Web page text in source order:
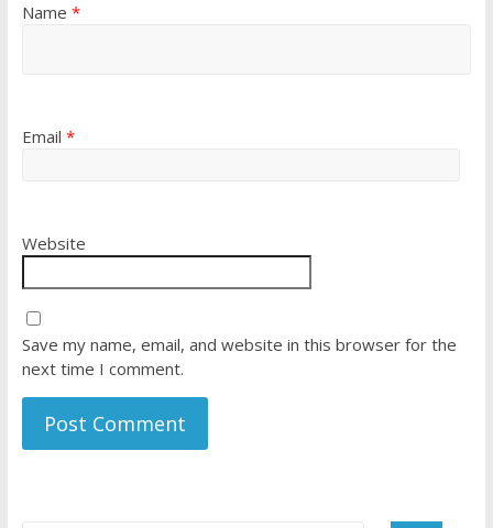
Name *
Email *
Website
Save my name, email, and website in this browser for the
next time I comment.